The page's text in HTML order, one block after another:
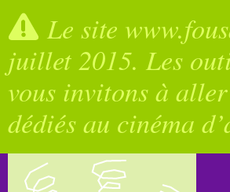
Le site
juillet 2015. Les
vous invitons à aller
dédiés au cinéma